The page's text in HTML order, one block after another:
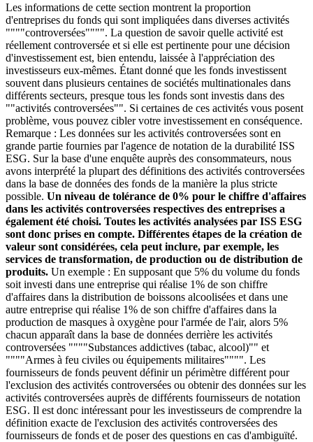
Les informations de cette section montrent la proportion
d'entreprises du fonds qui sont impliquées dans diverses activités
""""controversées"""". La question de savoir quelle activité est
réellement controversée et si elle est pertinente pour une décision
d'investissement est, bien entendu, laissée à l'appréciation des
investisseurs eux-mêmes. Étant donné que les fonds investissent
souvent dans plusieurs centaines de sociétés multinationales dans
différents secteurs, presque tous les fonds sont investis dans des
""activités controversées"". Si certaines de ces activités vous posent
problème, vous pouvez cibler votre investissement en conséquence.
Remarque : Les données sur les activités controversées sont en
grande partie fournies par l'agence de notation de la durabilité ISS
ESG. Sur la base d'une enquête auprès des consommateurs, nous
avons interprété la plupart des définitions des activités controversées
dans la base de données des fonds de la manière la plus stricte
possible. Un niveau de tolérance de 0% pour le chiffre d'affaires
dans les activités controversées respectives des entreprises a
également été choisi. Toutes les activités analysées par ISS ESG
sont donc prises en compte. Différentes étapes de la création de
valeur sont considérées, cela peut inclure, par exemple, les
services de transformation, de production ou de distribution de
produits. Un exemple : En supposant que 5% du volume du fonds
soit investi dans une entreprise qui réalise 1% de son chiffre
d'affaires dans la distribution de boissons alcoolisées et dans une
autre entreprise qui réalise 1% de son chiffre d'affaires dans la
production de masques à oxygène pour l'armée de l'air, alors 5%
chacun apparaît dans la base de données derrière les activités
controversées """"Substances addictives (tabac, alcool)"" et
""""Armes à feu civiles ou équipements militaires"""". Les
fournisseurs de fonds peuvent définir un périmètre différent pour
l'exclusion des activités controversées ou obtenir des données sur les
activités controversées auprès de différents fournisseurs de notation
ESG. Il est donc intéressant pour les investisseurs de comprendre la
définition exacte de l'exclusion des activités controversées des
fournisseurs de fonds et de poser des questions en cas d'ambiguïté.